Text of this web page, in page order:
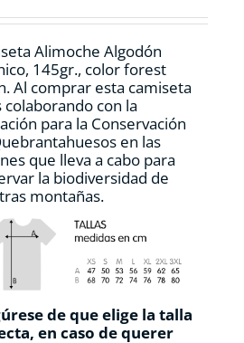
la
de
producto
Alimoche Algodón
145gr., color forest
Al comprar esta camiseta
colaborando con la
para la Conservación
en las
que lleva a cabo para
la biodiversidad de
montañas.
de que elige la talla
en caso de querer